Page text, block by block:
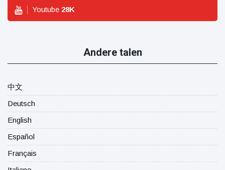
Youtube 28K
Andere talen
中文
Deutsch
English
Español
Français